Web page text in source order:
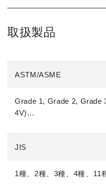
取扱製品
ASTM/ASME
Grade 1, Grade 2, Grade
4V)…
JIS
1種、2種、3種、4種、11